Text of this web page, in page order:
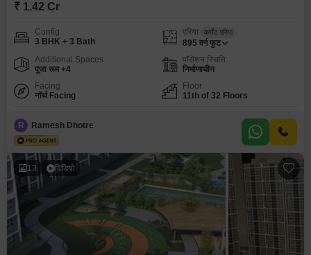
₹ 1.42 Cr
Config
3 BHK + 3 Bath
एरिया कार्पेट एरिया
895 वर्ग फुट
Additional Spaces
पूजा रूम +4
पॉसेशन स्थिति
निर्माणाधीन
Facing
नॉर्थ Facing
Floor
11th of 32 Floors
R Ramesh Dhotre
13 विडियो